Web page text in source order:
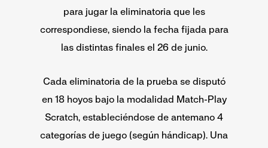
para jugar la eliminatoria que les
correspondiese, siendo la fecha fijada para
las distintas finales el 26 de junio.
Cada eliminatoria de la prueba se disputó
en 18 hoyos bajo la modalidad Match-Play
Scratch, estableciéndose de antemano 4
categorías de juego (según hándicap). Una